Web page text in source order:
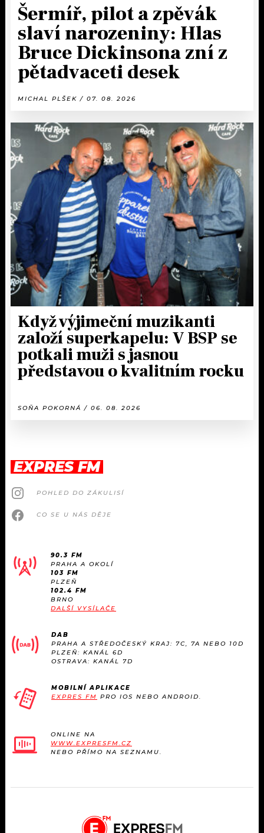
Šermíř, pilot a zpěvák
slaví narozeniny: Hlas
Bruce Dickinsona zní z
pětadvaceti desek
MICHAL PLŠEK / 07. 08. 2026
Když výjimeční muzikanti
založí superkapelu: V BSP se
potkali muži s jasnou
představou o kvalitním rocku
SOŇA POKORNÁ / 06. 08. 2026
EXPRES FM
POHLED DO ZÁKULISÍ
CO SE U NÁS DĚJE
90.3 FM
PRAHA A OKOLÍ
103 FM
PLZEŇ
102.4 FM
BRNO
DALŠÍ VYSÍLAČE
DAB
PRAHA A STŘEDOČESKÝ KRAJ: 7C, 7A NEBO 10D
PLZEŇ: KANÁL 6D
OSTRAVA: KANÁL 7D
MOBILNÍ APLIKACE
EXPRES FM PRO IOS NEBO ANDROID.
ONLINE NA
WWW.EXPRESFM.CZ
NEBO PŘÍMO NA SEZNAMU.